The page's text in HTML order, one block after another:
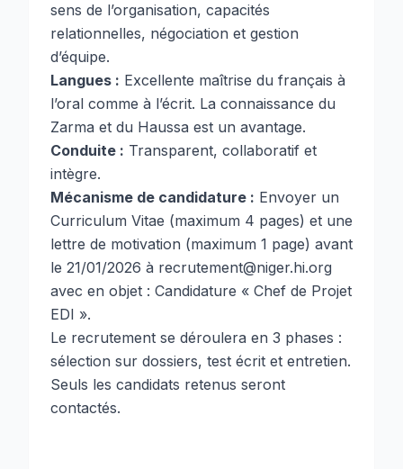
sens de l’organisation, capacités
relationnelles, négociation et gestion
d’équipe.
Langues : Excellente maîtrise du français à
l’oral comme à l’écrit. La connaissance du
Zarma et du Haussa est un avantage.
Conduite : Transparent, collaboratif et
intègre.
Mécanisme de candidature : Envoyer un
Curriculum Vitae (maximum 4 pages) et une
lettre de motivation (maximum 1 page) avant
le 21/01/2026 à recrutement@niger.hi.org
avec en objet : Candidature « Chef de Projet
EDI ».
Le recrutement se déroulera en 3 phases :
sélection sur dossiers, test écrit et entretien.
Seuls les candidats retenus seront
contactés.